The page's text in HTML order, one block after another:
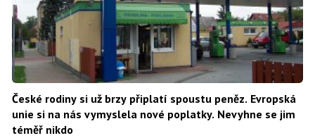
České rodiny si už brzy připlatí spoustu peněz. Evropská
unie si na nás vymyslela nové poplatky. Nevyhne se jim
téměř nikdo